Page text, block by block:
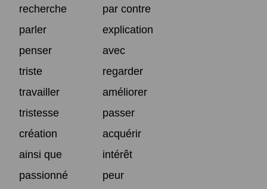
recherche
par contre
parler
explication
penser
avec
triste
regarder
travailler
améliorer
tristesse
passer
création
acquérir
ainsi que
intérêt
passionné
peur